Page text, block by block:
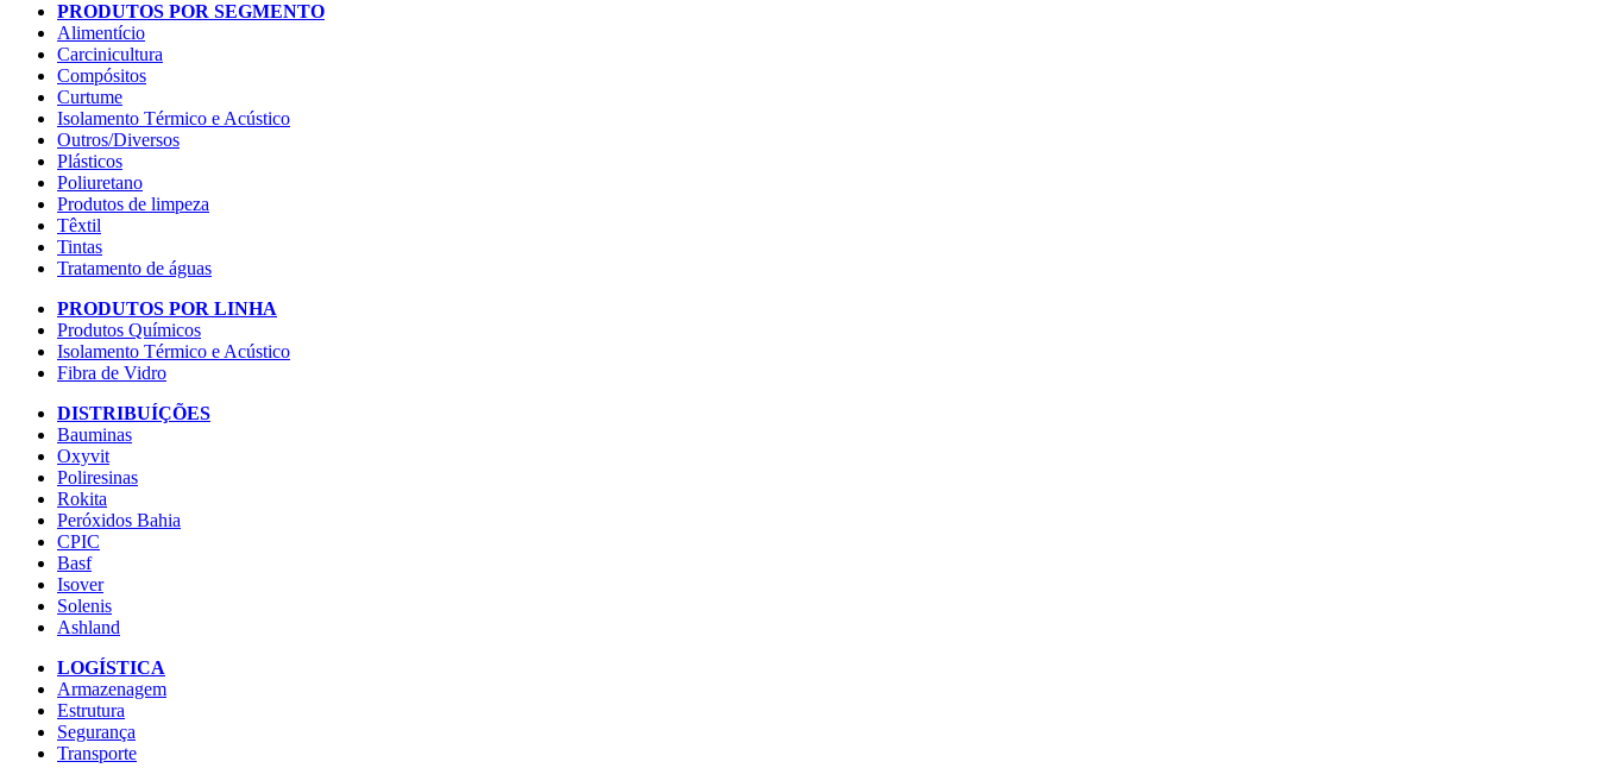
PRODUTOS POR SEGMENTO
Alimentício
Carcinicultura
Compósitos
Curtume
Isolamento Térmico e Acústico
Outros/Diversos
Plásticos
Poliuretano
Produtos de limpeza
Têxtil
Tintas
Tratamento de águas
PRODUTOS POR LINHA
Produtos Químicos
Isolamento Térmico e Acústico
Fibra de Vidro
DISTRIBUÍÇÕES
Bauminas
Oxyvit
Poliresinas
Rokita
Peróxidos Bahia
CPIC
Basf
Isover
Solenis
Ashland
LOGÍSTICA
Armazenagem
Estrutura
Segurança
Transporte